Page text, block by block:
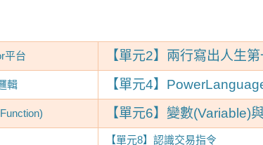
平台 【單元2】兩行寫出人生
輯 【單元4】
【單元6】變數(Variable)
【單元8】認識交易指令